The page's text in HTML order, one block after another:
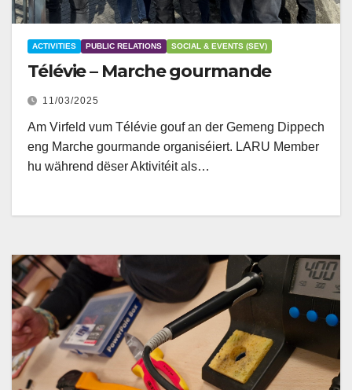
ACTIVITIES PUBLIC RELATIONS SOCIAL & EVENTS (SEV)
Télévie – Marche gourmande
11/03/2025
Am Virfeld vum Télévie gouf an der Gemeng Dippech
eng Marche gourmande organiséiert. LARU Member
hu während dëser Aktivitéit als…